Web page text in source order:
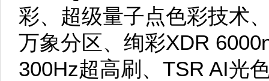
彩、超级量子点色彩技术
万象分区、绚彩XDR
300Hz超高刷、TSR AI光